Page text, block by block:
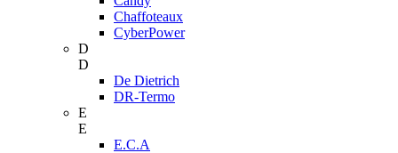
Chaffoteaux
CyberPower
D
D
De Dietrich
DR-Termo
E
E
E.C.A